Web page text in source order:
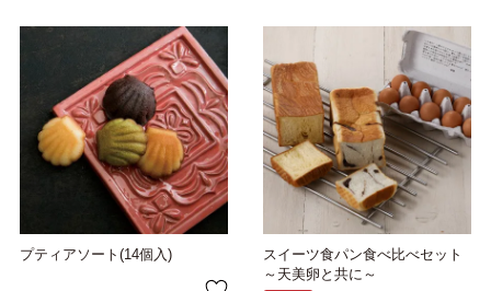
プティアソート(14個入)
スイーツ食パン食べ比べセット
～天美卵と共に～